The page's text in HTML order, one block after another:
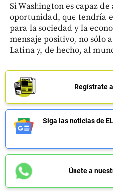
Si Washington es capaz
oportunidad, que tendría
para la sociedad y la
mensaje positivo, no sólo
Latina y, de hecho, al
Regístrate
Siga las noticias de
Únete a